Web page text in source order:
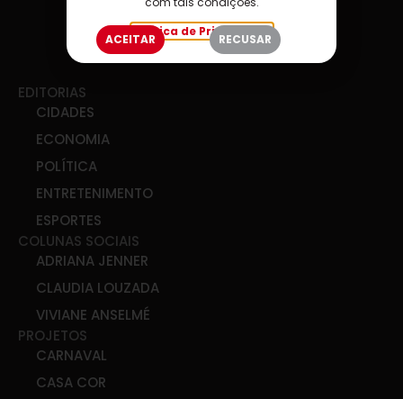
EDITORIAS
CIDADES
ECONOMIA
POLÍTICA
ENTRETENIMENTO
ESPORTES
COLUNAS SOCIAIS
ADRIANA JENNER
CLAUDIA LOUZADA
VIVIANE ANSELMÉ
PROJETOS
CARNAVAL
CASA COR
Política de Privacidade
ACEITAR RECUSAR